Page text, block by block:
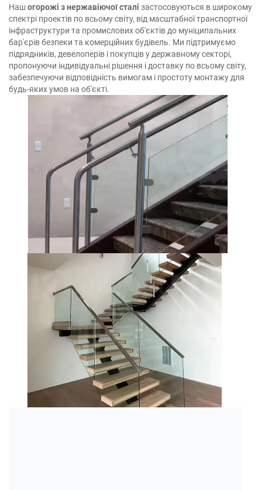
Нашогорожі з нержавіючої сталі застосовуються в широкому
спектрі проектів по всьому світу, від масштабної транспортної
інфраструктури та промислових об'єктів до муніципальних
бар'єрів безпеки та комерційних будівель. Ми підтримуємо
підрядників, девелоперів і покупців у державному секторі,
пропонуючи індивідуальні рішення і доставку по всьому світу,
забезпечуючи відповідність вимогам і простоту монтажу для
будь-яких умов на об'єкті.